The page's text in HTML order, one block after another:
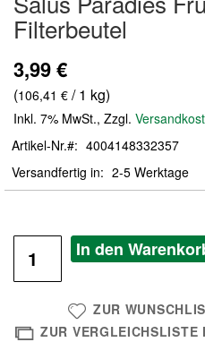
der
Bildergalerie
Filterbeutel
3,99 €
(106,41 € / 1 kg)
Inkl. 7% MwSt., Zzgl.
Artikel-Nr.
4004148332357
Versandfertig in
2-5 Werktage
In den
ZUR
ZUR VERGLEICHSLISTE